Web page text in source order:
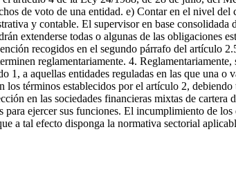
de voto de una entidad. e) Contar en el nivel
y contable. El supervisor en base
extenderse todas o algunas de las obligaciones
recogidos en el segundo párrafo del artículo
reglamentariamente. 4.
a aquellas entidades reguladas en las que una
términos establecidos por el artículo 2, debiendo
en las sociedades financieras mixtas de
ejercer sus funciones. El incumplimiento de
a tal efecto disponga la normativa sectorial